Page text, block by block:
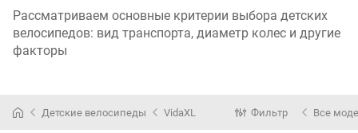
Рассматриваем основные критерии выбора детских
велосипедов: вид транспорта, диаметр колес и другие
факторы
Детские велосипеды VidaXL Фильтр Все